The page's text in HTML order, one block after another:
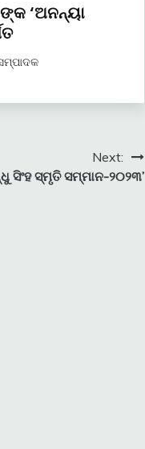
‘ଅନନ୍ୟା
Next:
ସିଂହ ସ୍ମୃତି ସମ୍ମାନ-୨୦୨୩’